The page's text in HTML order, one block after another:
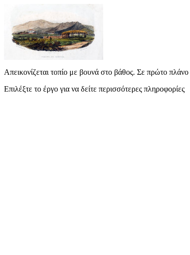
Απεικονίζεται τοπίο με βουνά στο βάθος. Σε πρώτο
Επιλέξτε το έργο για να δείτε περισσότερες πληροφορίες